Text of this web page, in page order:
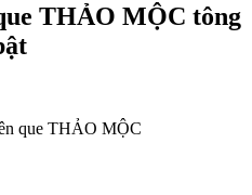
THẢO MỘC tông
que THẢO MỘC